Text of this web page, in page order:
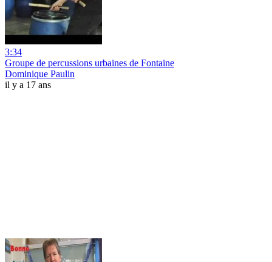
3:34
Groupe de percussions urbaines de Fontaine
Dominique Paulin
il y a 17 ans